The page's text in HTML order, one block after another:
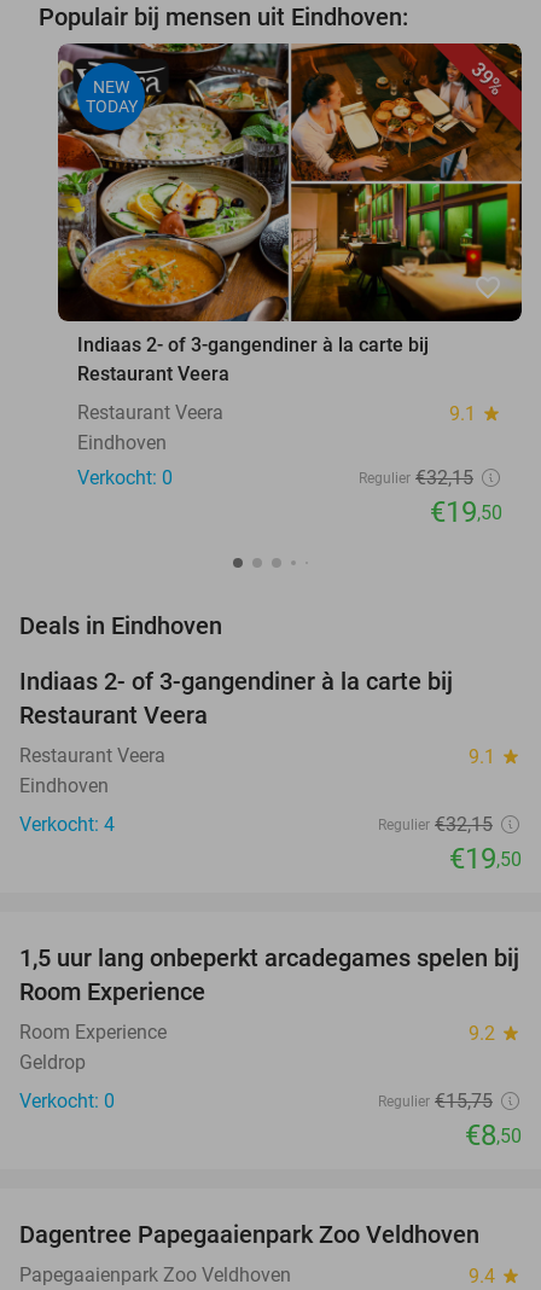
Populair bij mensen uit Eindhoven:
39%
NEW
TODAY
favorite_border
Indiaas 2- of 3-gangendiner à la carte bij
Restaurant Veera
Restaurant Veera
9.1 star
Eindhoven
Verkocht: 0
Regulier €32,15
€19,50
Deals in Eindhoven
TODAY
Indiaas 2- of 3-gangendiner à la carte bij
Restaurant Veera
Restaurant Veera 9.1 star
Eindhoven
Verkocht: 4
Regulier €32,15
€19,50
46%
TODAY
1,5 uur lang onbeperkt arcadegames spelen bij
Room Experience
Room Experience 9.2 star
Geldrop
Verkocht: 0
Regulier €15,75
€8,50
26%
Dagentree Papegaaienpark Zoo Veldhoven
Papegaaienpark Zoo Veldhoven 9.4 star